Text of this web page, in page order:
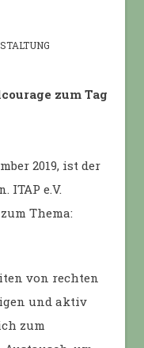
zum Tag
2019, ist der
ITAP e.V.
Thema:
von rechten
und aktiv
zum